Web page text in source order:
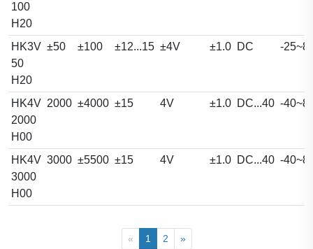
100
H20
HK3V
50
H20
±50 ±100 ±12...15 ±4V ±1.0 DC -
HK4V
2000
H00
2000 ±4000 ±15 4V ±1.0 DC...40 -
HK4V
3000
H00
3000 ±5500 ±15 4V ±1.0 DC...40 -
« 1 2 »